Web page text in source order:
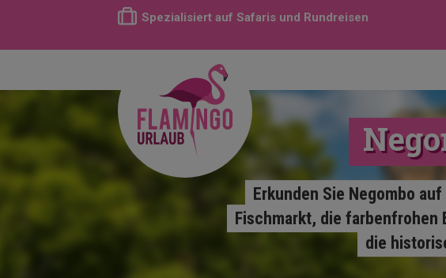
Spezialisiert auf Safaris und Rundreisen
Erkunden Sie Negombo
Fischmarkt, die farbenfrohen
die